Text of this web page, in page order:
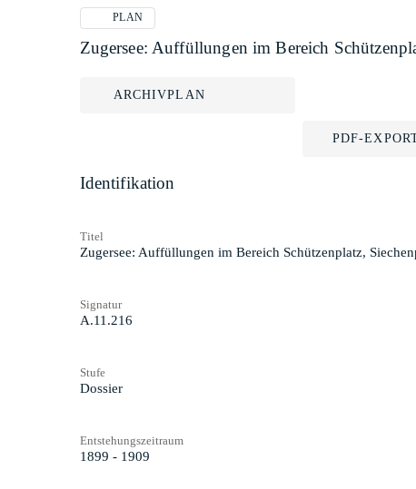
PLAN
Zugersee: Auffüllungen im Bereich
ARCHIVPLAN
PDF-
Identifikation
Titel
Zugersee: Auffüllungen im Bereich Schützenplatz,
Signatur
A.11.216
Stufe
Dossier
Entstehungszeitraum
1899 - 1909